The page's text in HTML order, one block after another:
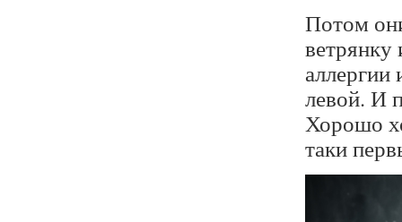
Потом
ветрянку
аллергии
левой. И
Хорошо
таки